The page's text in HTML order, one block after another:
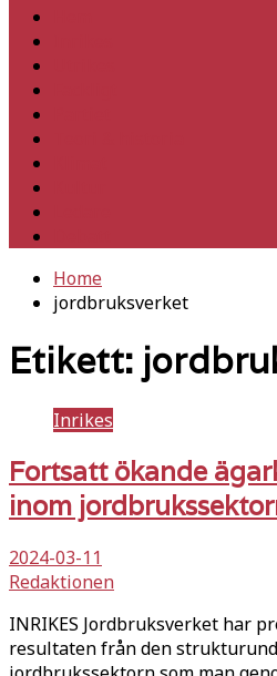
Home
jordbruksverket
Etikett:
Inrikes
Fortsatt ökande
inom
2024-03-11
Redaktionen
INRIKES Jordbruksverket har
resultaten från den